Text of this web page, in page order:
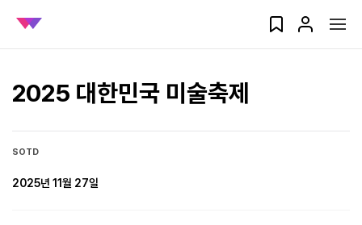
2025 대한민국 미술축제
SOTD
2025년 11월 27일